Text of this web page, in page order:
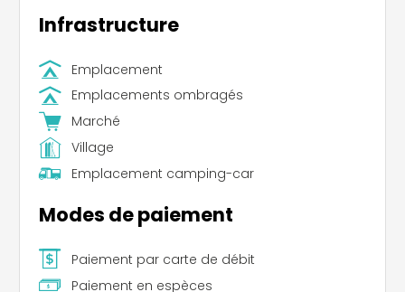
Infrastructure
Emplacement
Emplacements ombragés
Marché
Village
Emplacement camping-car
Modes de paiement
Paiement par carte de débit
Paiement en espèces